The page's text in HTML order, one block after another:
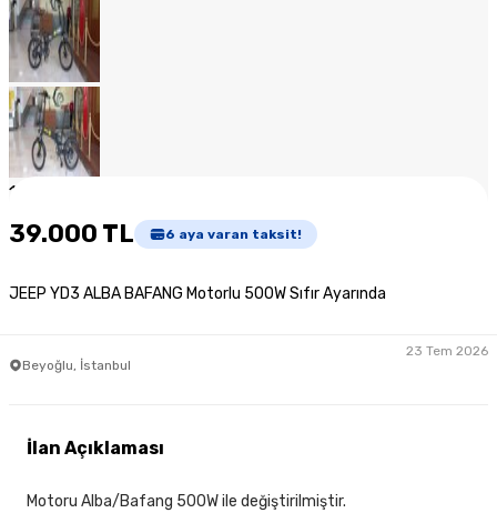
1
39.000 TL 6 aya varan taksit!
JEEP YD3 ALBA BAFANG Motorlu 500W Sıfır Ayarında
Beyoğlu, İstanbul
23 Tem 2026
İlan Açıklaması
Motoru Alba/Bafang 500W ile değiştirilmiştir.